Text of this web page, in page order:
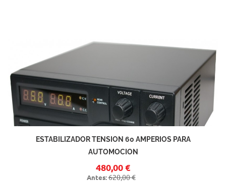
ESTABILIZADOR TENSION 60 AMPERIOS PARA
AUTOMOCION
480,00 €
Antes:620,00 €